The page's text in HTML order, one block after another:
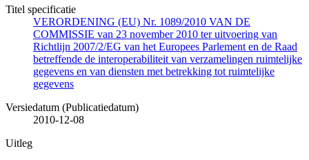
Titel specificatie
VERORDENING (EU) Nr. 1089/2010 VAN DE
COMMISSIE van 23 november 2010 ter uitvoering van
Richtlijn 2007/2/EG van het Europees Parlement en de Raad
betreffende de interoperabiliteit van verzamelingen ruimtelijke
gegevens en van diensten met betrekking tot ruimtelijke
gegevens
Versiedatum (Publicatiedatum)
2010-12-08
Uitleg